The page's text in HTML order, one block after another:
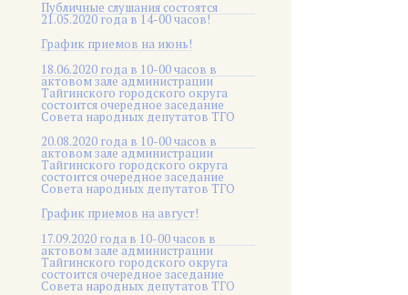
Публичные слушания состоятся
21.05.2020 года в 14-00 часов!
График приемов на июнь!
18.06.2020 года в 10-00 часов в
актовом зале администрации
Тайгинского городского округа
состоится очередное заседание
Совета народных депутатов ТГО
20.08.2020 года в 10-00 часов в
актовом зале администрации
Тайгинского городского округа
состоится очередное заседание
Совета народных депутатов ТГО
График приемов на август!
17.09.2020 года в 10-00 часов в
актовом зале администрации
Тайгинского городского округа
состоится очередное заседание
Совета народных депутатов ТГО